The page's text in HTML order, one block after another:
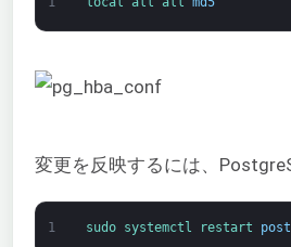
変更を反映するには、
1 sudo systemctl restart